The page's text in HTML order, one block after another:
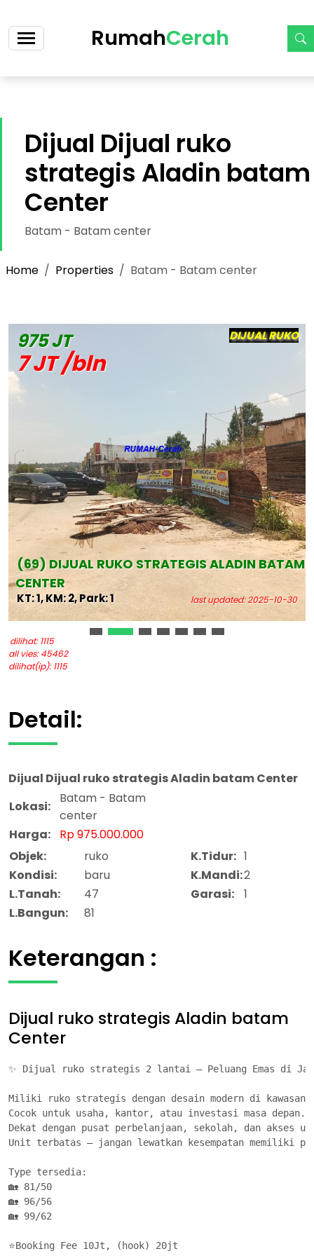
RumahCerah
Dijual Dijual ruko
strategis Aladin batam
Center
Batam - Batam center
Home Properties Batam - Batam center
DIJUAL RUKO
975 JT
7 JT /bln
(69) DIJUAL RUKO STRATEGIS ALADIN BATAM
CENTER
last updated: 2025-10-30
KT: 1, KM: 2, Park: 1
dilihat: 1115
all vies: 45462
dilihat(ip): 1115
Detail:
Dijual Dijual ruko strategis Aladin batam Center
Lokasi:
Batam - Batam
center
Harga:
Rp 975.000.000
Objek:
ruko K.Tidur: 1
Kondisi:
baru K.Mandi:2
L.Tanah:
47 Garasi:
1
L.Bangun:
81
Keterangan :
Dijual ruko strategis Aladin batam
Center
✨ Dijual ruko strategis 2 lantai – Peluang Emas di
Miliki ruko strategis dengan desain modern di kawasan
Cocok untuk usaha, kantor, atau investasi masa depan.
Dekat dengan pusat perbelanjaan, sekolah, dan akses
Unit terbatas – jangan lewatkan kesempatan
Type tersedia:
🏡 81/50
🏡 96/56
🏡 99/62
⭐Booking Fee 10Jt, (hook) 20jt